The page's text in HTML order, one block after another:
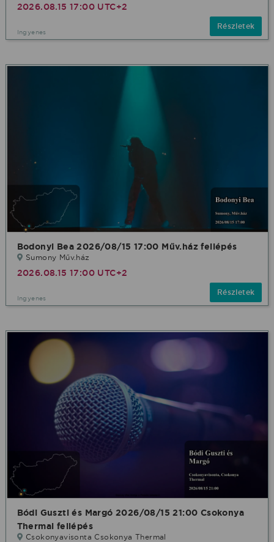
2026.08.15 17:00 UTC+2
Ingyenes
Részletek
Bodonyi Bea 2026/08/15 17:00 Műv.ház fellépés
Sumony Műv.ház
2026.08.15 17:00 UTC+2
Ingyenes
Részletek
Bódi Guszti és Margó 2026/08/15 21:00 Csokonya
Thermal fellépés
Csokonyavisonta Csokonya Thermal